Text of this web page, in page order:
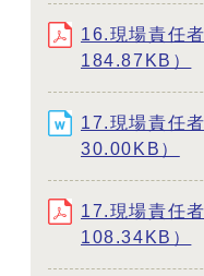
16.現場責任
184.87KB）
17.現場責任
30.00KB）
17.現場責任
108.34KB）